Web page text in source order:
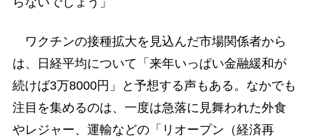
ワクチンの接種拡大を見込んだ市場関係者から
は、日経平均について「来年いっぱい金融緩和が
続けば3万8000円」と予想する声もある。なかでも
注目を集めるのは、一度は急落に見舞われた外食
やレジャー、運輸などの「リオープン（経済再